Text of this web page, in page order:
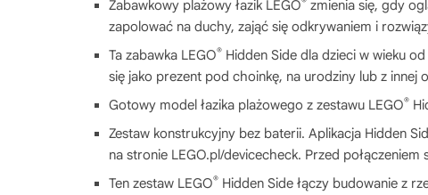
Zabawkowy plażowy łazik LEGO
zmienia się, gdy
zapolować na duchy, zająć się odkrywaniem i
Ta zabawka LEGO® Hidden Side dla dzieci w wieku
się jako prezent pod choinkę, na urodziny lub z innej
Gotowy model łazika plażowego z zestawu LEGO®
Zestaw konstrukcyjny bez baterii. Aplikacja Hidden
na stronie LEGO.pl/devicecheck. Przed
Ten zestaw LEGO® Hidden Side łączy budowanie z